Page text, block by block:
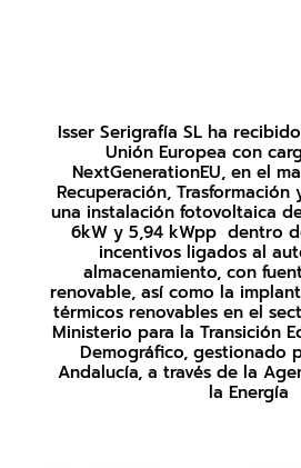
Isser Serigrafía SL ha
Unión Europea con
NextGenerationEU, en el
Recuperación, Trasformación
una instalación fotovoltaica
6kW y 5,94 kWpp dentro
incentivos ligados al
almacenamiento, con
renovable, así como la
térmicos renovables en el
Ministerio para la Transición
Demográfico, gestionado
Andalucía, a través de la
la Energía